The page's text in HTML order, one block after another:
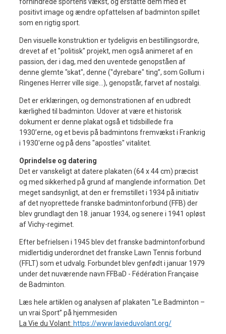
positivt image og ændre opfattelsen af badminton spillet
som en rigtig sport.
Den visuelle konstruktion er tydeligvis en bestillingsordre,
drevet af et "politisk" projekt, men også animeret af en
passion, der i dag, med den uventede genopståen af ​​
denne glemte "skat", denne ("dyrebare" ting”, som Gollum i
Ringenes Herrer ville sige…), genopstår, farvet af nostalgi.
Det er erklæringen, og demonstrationen af ​​en udbredt
kærlighed til badminton. Udover at være et historisk
dokument er denne plakat også et tidsbillede fra
1930’erne, og et bevis på badmintons fremvækst i Frankrig
i 1930'erne og på dens "apostles" vitalitet.
Oprindelse og datering
Det er vanskeligt at datere plakaten (64 x 44 cm) præcist
og med sikkerhed på grund af manglende information. Det
meget sandsynligt, at den er fremstillet i 1934 på initiativ
af det nyoprettede franske badmintonforbund (FFB) der
blev grundlagt den 18. januar 1934, og senere i 1941 opløst
af Vichy-regimet.
Efter befrielsen i 1945 blev det franske badmintonforbund
midlertidig underordnet det franske Lawn Tennis forbund
(FFLT) som et udvalg. Forbundet blev genfødt i januar 1979
under det nuværende navn FFBaD - Fédération Française
de Badminton.
Læs hele artiklen og analysen af plakaten "Le Badminton –
un vrai Sport” på hjemmesiden
La Vie du Volant: https://www.lavieduvolant.org/